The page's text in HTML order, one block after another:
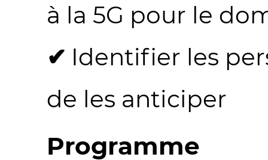
à la 5G pour le
Identifier les
de les anticiper
Programme